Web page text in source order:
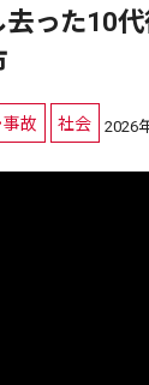
去った10
事故 社会 2026